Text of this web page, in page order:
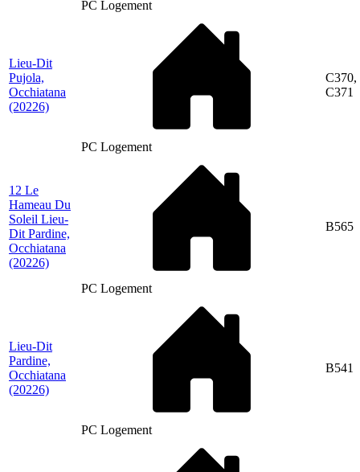
PC Logement
Lieu-Dit
Pujola,
Occhiatana
(20226)
PC Logement
C370,
C371
12 Le
Hameau Du
Soleil Lieu-
Dit Pardine,
Occhiatana
(20226)
PC Logement
B565
Lieu-Dit
Pardine,
Occhiatana
(20226)
PC Logement
B541